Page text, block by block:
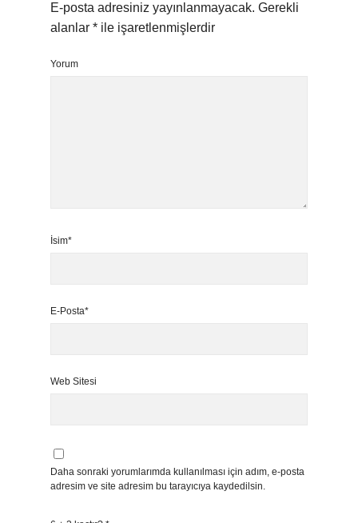
E-posta adresiniz yayınlanmayacak. Gerekli
alanlar * ile işaretlenmişlerdir
Yorum
İsim*
E-Posta*
Web Sitesi
Daha sonraki yorumlarımda kullanılması için adım, e-posta
adresim ve site adresim bu tarayıcıya kaydedilsin.